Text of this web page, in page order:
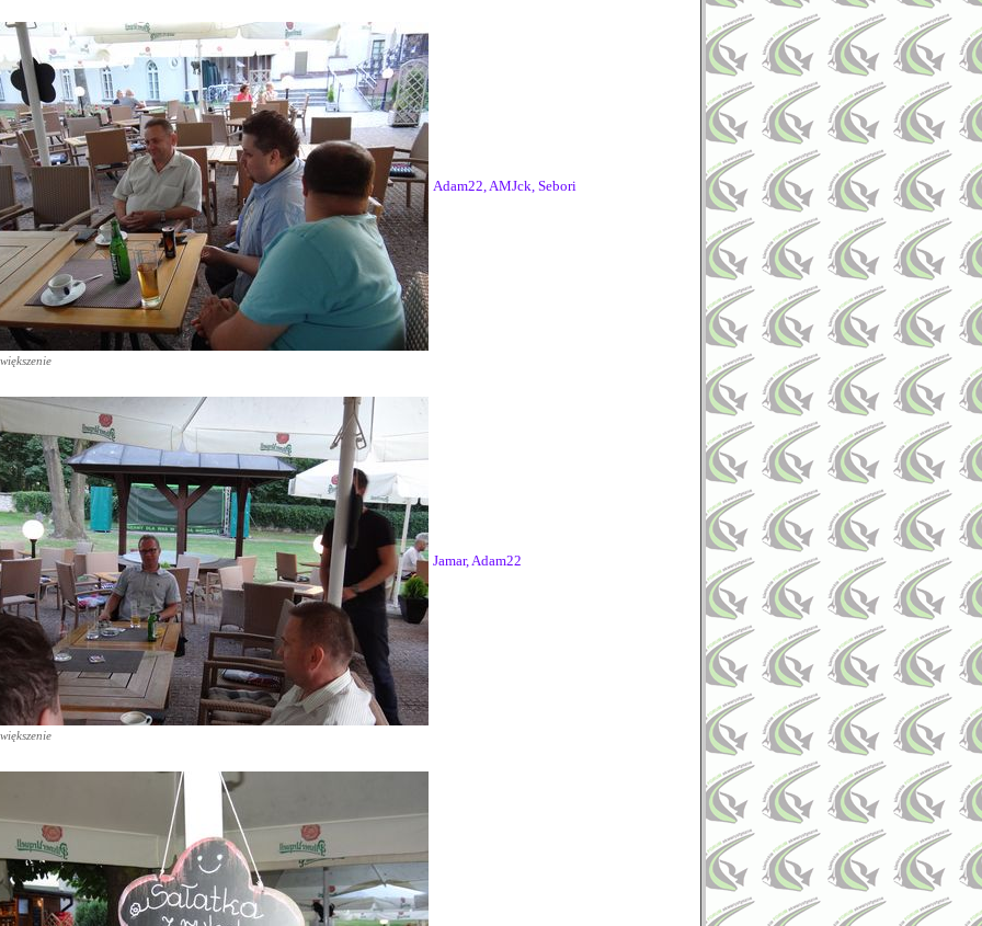
Adam22, AMJck, Sebori
Jamar, Adam22